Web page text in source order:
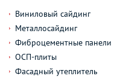
Виниловый сайдинг
Металлосайдинг
Фиброцементные панели
ОСП-плиты
Фасадный утеплитель